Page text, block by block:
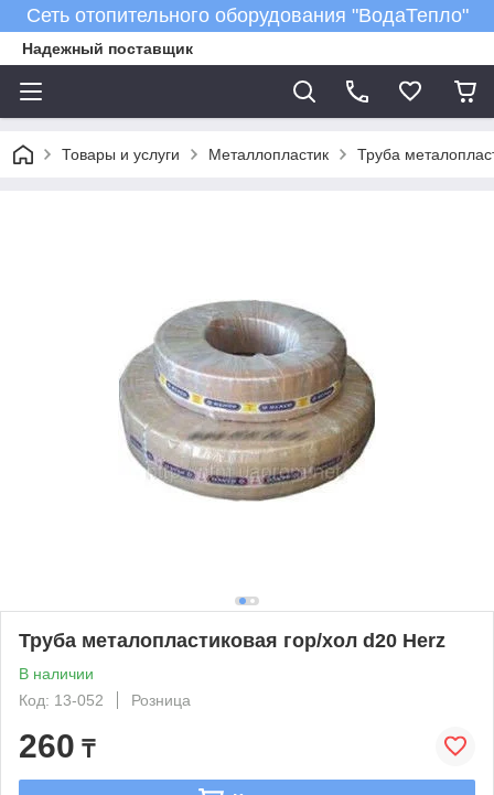
Сеть отопительного оборудования "ВодаТепло"
Надежный поставщик
Товары и услуги Металлопластик Труба
Труба металопластиковая гор/хол d20 Herz
В наличии
Код: 13-052
Розница
260 ₸